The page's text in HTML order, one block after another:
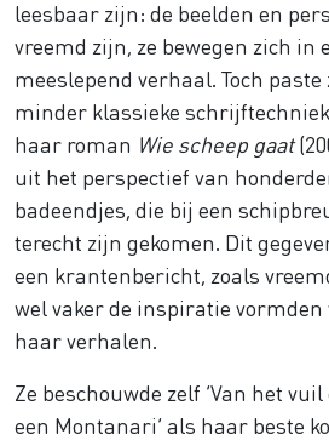
leesbaar zijn: de beelden en
vreemd zijn, ze bewegen zich in
meeslepend verhaal. Toch paste
minder klassieke
haar roman Wie scheep gaat
uit het perspectief van
badeendjes, die bij een
terecht zijn gekomen. Dit
een krantenbericht, zoals
wel vaker de inspiratie vormden
haar verhalen.
Ze beschouwde zelf ‘Van het
een Montanari’ als haar beste